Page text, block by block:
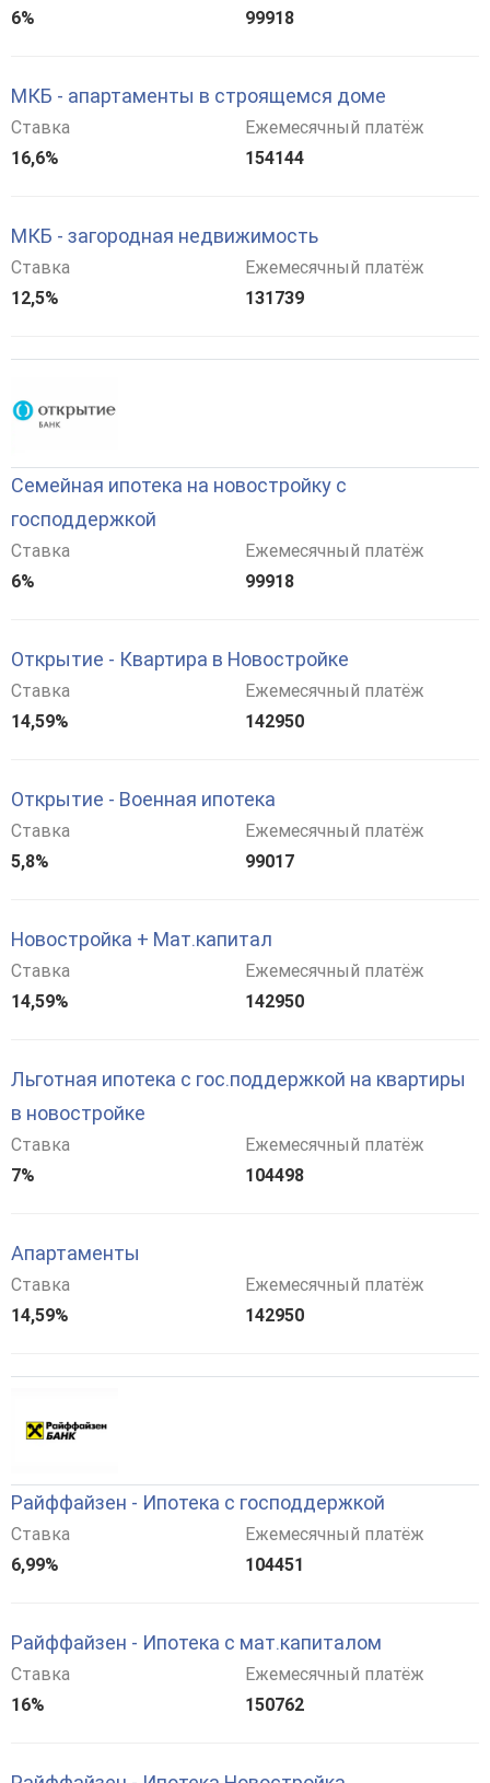
6%
99918
МКБ - апартаменты в строящемся доме
Ставка
16,6%
Ежемесячный платёж
154144
МКБ - загородная недвижимость
Ставка
12,5%
Ежемесячный платёж
131739
Семейная ипотека на новостройку с
господдержкой
Ставка
6%
Ежемесячный платёж
99918
Открытие - Квартира в Новостройке
Ставка
14,59%
Ежемесячный платёж
142950
Открытие - Военная ипотека
Ставка
5,8%
Ежемесячный платёж
99017
Новостройка + Мат.капитал
Ставка
14,59%
Ежемесячный платёж
142950
Льготная ипотека с гос.поддержкой на квартиры
в новостройке
Ставка
7%
Ежемесячный платёж
104498
Апартаменты
Ставка
14,59%
Ежемесячный платёж
142950
Райффайзен - Ипотека с господдержкой
Ставка
6,99%
Ежемесячный платёж
104451
Райффайзен - Ипотека с мат.капиталом
Ставка
16%
Ежемесячный платёж
150762